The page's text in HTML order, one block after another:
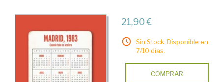
21,90 €
Sin Stock. Disponible en
7/10 días.
COMPRAR